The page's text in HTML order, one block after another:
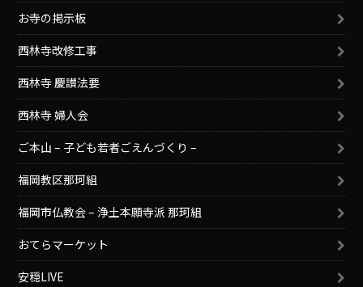
お寺の掲示板
西林寺改修工事
西林寺 慶讃法要
西林寺 婦人会
ご本山 – 子ども若者ごえんづくり –
福岡教区那珂組
福岡市仏教会 – 浄土本願寺派 那珂組
おてらマーケット
安穏LIVE